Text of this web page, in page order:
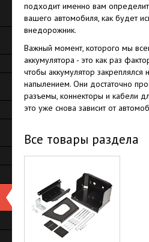
подходит именно вам
вашего автомобиля, как будет
внедорожник.
Важный момент, которого мы
аккумулятора - это как раз
чтобы аккумулятор
напылением. Они достаточно
разъемы, коннекторы и кабели
это уже снова зависит от
Все товары раздела